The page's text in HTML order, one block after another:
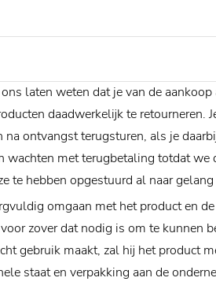
laten weten dat je van de
daadwerkelijk te retourneren.
ontvangst terugsturen, als je
met terugbetaling totdat we
te hebben opgestuurd al naar
omgaan met het product en
zover dat nodig is om te kunnen
gebruik maakt, zal hij het product
staat en verpakking aan de